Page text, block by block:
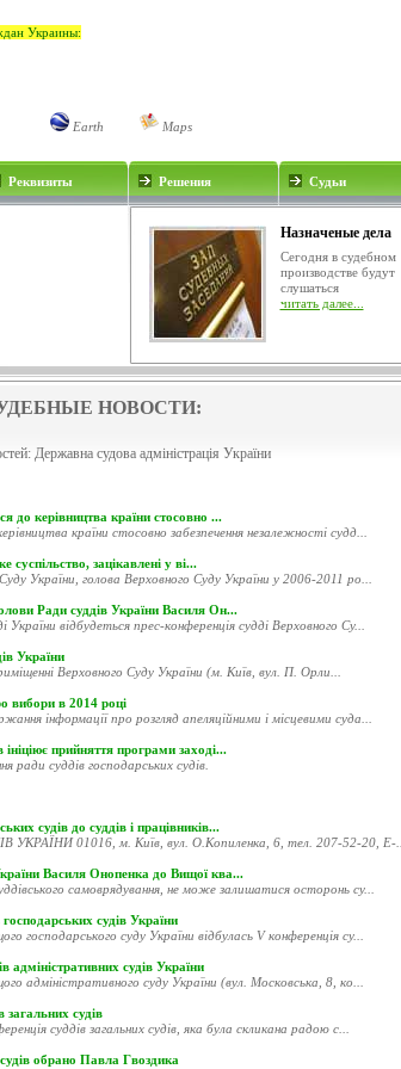
Украины:
Earth
Maps
Реквизиты Решения Судьи
Назначеные дела
Сегодня в судебном
производстве будут
слушаться
читать далее...
НОВОСТИ:
Державна судова адміністрація України
до керівництва країни стосовно ...
країни стосовно забезпечення незалежності судд...
суспільство, зацікавлені у ві...
України, голова Верховного Суду України у 2006-2011 ро...
Ради суддів України Василя Он...
відбудеться прес-конференція судді Верховного Су...
України
Верховного Суду України (м. Київ, вул. П. Орли...
вибори в 2014 році
інформації про розгляд апеляційними і місцевими суда...
прийняття програми заході...
ради суддів господарських судів.
судів до суддів і працівників...
01016, м. Київ, вул. О.Копиленка, 6, тел. 207-52-20, E-...
Василя Онопенка до Вищої ква...
самоврядування, не може залишатися осторонь су...
судів України
господарського суду України відбулась V конференція су...
адміністративних судів України
адміністративного суду України (вул. Московська, 8, ко...
загальних судів
суддів загальних судів, яка була скликана радою с...
обрано Павла Гвоздика